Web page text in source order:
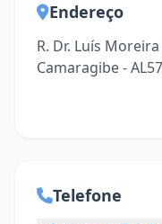
Endereço
R. Dr. Luís
Camaragibe -
Telefone